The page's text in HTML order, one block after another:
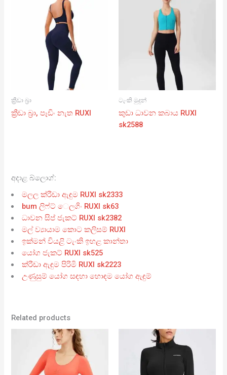
ක්‍රීඩා බ්‍රා
ක්‍රීඩා බ්‍රා, පෑඩිං නැත RUXI
ටැංකි මුදුන්
කුඩා ධාවන කබාය RUXI
sk2588
අදාළ බ්ලොග්:
මලල ක්රීඩා ඇඳුම RUXI sk2333
bum ලිෆ්ට් ෙලගිං RUXI sk63
ධාවන සිප් ජැකට් RUXI sk2382
මල් ව්‍යායාම කොට කලිසම් RUXI
ඉක්මන් වියළි ටැංකි ඉහළ කාන්තා
යෝග ජැකට් RUXI sk525
ක්රීඩා ඇඳුම පිරිමි RUXI sk2223
උණුසුම් යෝග සඳහා හොඳම යෝග ඇඳුම්
Related products